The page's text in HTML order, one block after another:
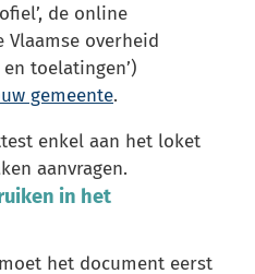
de online
Vlaamse overheid
toelatingen’)
gemeente.
enkel aan het loket
aanvragen.
in het
het document eerst